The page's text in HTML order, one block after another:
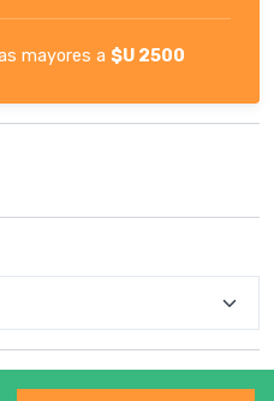
mayores a $U 2500